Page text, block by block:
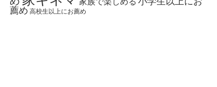
薦め 高校生以上にお薦め